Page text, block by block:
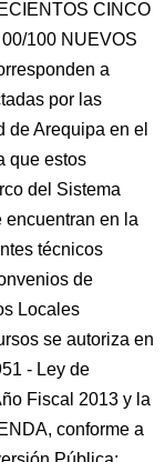
CINCO
100 NUEVOS
a
por las
de Arequipa en el
que estos
del Sistema
encuentran en la
técnicos
de
Locales
se autoriza en
- Ley de
Fiscal 2013 y la
conforme a